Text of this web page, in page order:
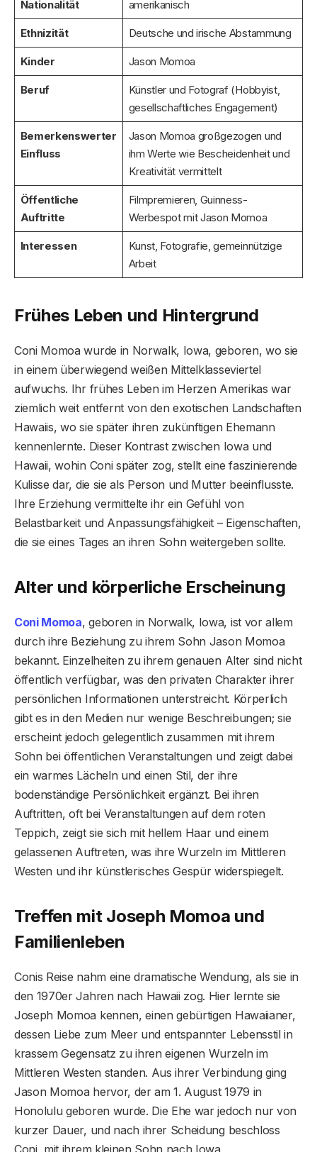
Nationalität amerikanisch
Ethnizität Deutsche und irische Abstammung
Kinder Jason Momoa
Beruf
Künstler und Fotograf (Hobbyist,
gesellschaftliches Engagement)
Bemerkenswerter
Einfluss
Jason Momoa großgezogen und
ihm Werte wie Bescheidenheit und
Kreativität vermittelt
Öffentliche
Auftritte
Filmpremieren, Guinness-
Werbespot mit Jason Momoa
Interessen
Kunst, Fotografie, gemeinnützige
Arbeit
Frühes Leben und Hintergrund
Coni Momoa wurde in Norwalk, Iowa, geboren, wo sie
in einem überwiegend weißen Mittelklasseviertel
aufwuchs. Ihr frühes Leben im Herzen Amerikas war
ziemlich weit entfernt von den exotischen Landschaften
Hawaiis, wo sie später ihren zukünftigen Ehemann
kennenlernte. Dieser Kontrast zwischen Iowa und
Hawaii, wohin Coni später zog, stellt eine faszinierende
Kulisse dar, die sie als Person und Mutter beeinflusste.
Ihre Erziehung vermittelte ihr ein Gefühl von
Belastbarkeit und Anpassungsfähigkeit – Eigenschaften,
die sie eines Tages an ihren Sohn weitergeben sollte.
Alter und körperliche Erscheinung
Coni Momoa, geboren in Norwalk, Iowa, ist vor allem
durch ihre Beziehung zu ihrem Sohn Jason Momoa
bekannt. Einzelheiten zu ihrem genauen Alter sind nicht
öffentlich verfügbar, was den privaten Charakter ihrer
persönlichen Informationen unterstreicht. Körperlich
gibt es in den Medien nur wenige Beschreibungen; sie
erscheint jedoch gelegentlich zusammen mit ihrem
Sohn bei öffentlichen Veranstaltungen und zeigt dabei
ein warmes Lächeln und einen Stil, der ihre
bodenständige Persönlichkeit ergänzt. Bei ihren
Auftritten, oft bei Veranstaltungen auf dem roten
Teppich, zeigt sie sich mit hellem Haar und einem
gelassenen Auftreten, was ihre Wurzeln im Mittleren
Westen und ihr künstlerisches Gespür widerspiegelt.
Treffen mit Joseph Momoa und
Familienleben
Conis Reise nahm eine dramatische Wendung, als sie in
den 1970er Jahren nach Hawaii zog. Hier lernte sie
Joseph Momoa kennen, einen gebürtigen Hawaiianer,
dessen Liebe zum Meer und entspannter Lebensstil in
krassem Gegensatz zu ihren eigenen Wurzeln im
Mittleren Westen standen. Aus ihrer Verbindung ging
Jason Momoa hervor, der am 1. August 1979 in
Honolulu geboren wurde. Die Ehe war jedoch nur von
kurzer Dauer, und nach ihrer Scheidung beschloss